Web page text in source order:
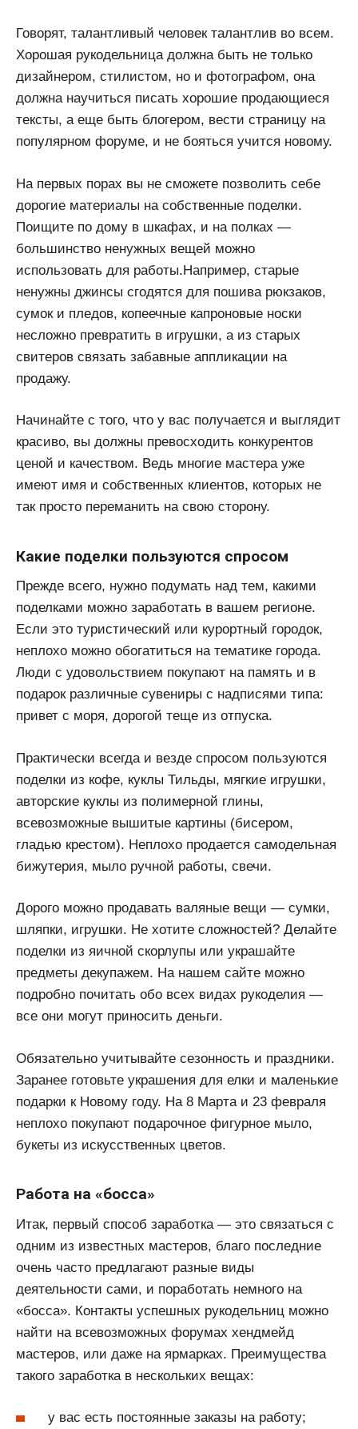
Говорят, талантливый человек талантлив во всем.
Хорошая рукодельница должна быть не только
дизайнером, стилистом, но и фотографом, она
должна научиться писать хорошие продающиеся
тексты, а еще быть блогером, вести страницу на
популярном форуме, и не бояться учится новому.
На первых порах вы не сможете позволить себе
дорогие материалы на собственные поделки.
Поищите по дому в шкафах, и на полках —
большинство ненужных вещей можно
использовать для работы.Например, старые
ненужны джинсы сгодятся для пошива рюкзаков,
сумок и пледов, копеечные капроновые носки
несложно превратить в игрушки, а из старых
свитеров связать забавные аппликации на
продажу.
Начинайте с того, что у вас получается и выглядит
красиво, вы должны превосходить конкурентов
ценой и качеством. Ведь многие мастера уже
имеют имя и собственных клиентов, которых не
так просто переманить на свою сторону.
Какие поделки пользуются спросом
Прежде всего, нужно подумать над тем, какими
поделками можно заработать в вашем регионе.
Если это туристический или курортный городок,
неплохо можно обогатиться на тематике города.
Люди с удовольствием покупают на память и в
подарок различные сувениры с надписями типа:
привет с моря, дорогой теще из отпуска.
Практически всегда и везде спросом пользуются
поделки из кофе, куклы Тильды, мягкие игрушки,
авторские куклы из полимерной глины,
всевозможные вышитые картины (бисером,
гладью крестом). Неплохо продается самодельная
бижутерия, мыло ручной работы, свечи.
Дорого можно продавать валяные вещи — сумки,
шляпки, игрушки. Не хотите сложностей? Делайте
поделки из яичной скорлупы или украшайте
предметы декупажем. На нашем сайте можно
подробно почитать обо всех видах рукоделия —
все они могут приносить деньги.
Обязательно учитывайте сезонность и праздники.
Заранее готовьте украшения для елки и маленькие
подарки к Новому году. На 8 Марта и 23 февраля
неплохо покупают подарочное фигурное мыло,
букеты из искусственных цветов.
Работа на «босса»
Итак, первый способ заработка — это связаться с
одним из известных мастеров, благо последние
очень часто предлагают разные виды
деятельности сами, и поработать немного на
«босса». Контакты успешных рукодельниц можно
найти на всевозможных форумах хендмейд
мастеров, или даже на ярмарках. Преимущества
такого заработка в нескольких вещах:
у вас есть постоянные заказы на работу;